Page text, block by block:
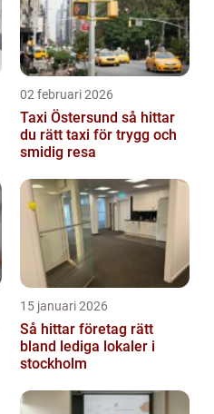
02 februari 2026
Taxi Östersund så hittar
du rätt taxi för trygg och
smidig resa
15 januari 2026
Så hittar företag rätt
bland lediga lokaler i
stockholm